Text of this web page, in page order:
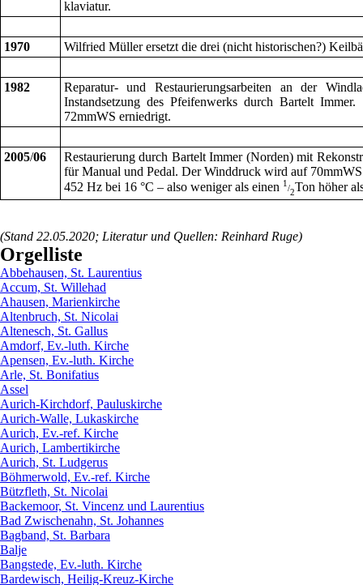
klaviatur.
1970 Wilfried Müller ersetzt die drei (nicht historischen?)
1982
Reparatur- und Restaurierungsarbeiten an der
Instandsetzung des Pfeifenwerks durch Bartelt
72mmWS erniedrigt.
2005/06
Restaurierung durch Bartelt Immer (Norden) mit
für Manual und Pedal. Der Winddruck wird auf
452 Hz bei 16 °C – also weniger als einen 1
/2Ton höher
(Stand 22.05.2020; Literatur und Quellen: Reinhard Ruge)
Orgelliste
Abbehausen, St. Laurentius
Accum, St. Willehad
Ahausen, Marienkirche
Altenbruch, St. Nicolai
Altenesch, St. Gallus
Amdorf, Ev.-luth. Kirche
Apensen, Ev.-luth. Kirche
Arle, St. Bonifatius
Assel
Aurich-Kirchdorf, Pauluskirche
Aurich-Walle, Lukaskirche
Aurich, Ev.-ref. Kirche
Aurich, Lambertikirche
Aurich, St. Ludgerus
Böhmerwold, Ev.-ref. Kirche
Bützfleth, St. Nicolai
Backemoor, St. Vincenz und Laurentius
Bad Zwischenahn, St. Johannes
Bagband, St. Barbara
Balje
Bangstede, Ev.-luth. Kirche
Bardewisch, Heilig-Kreuz-Kirche